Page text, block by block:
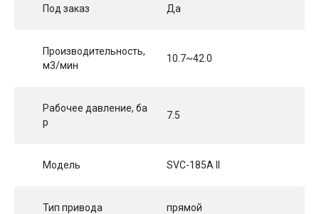
Под заказ Да
Производительность,
м3/мин
10.7~42.0
Рабочее давление, ба
р
7.5
Модель SVC-185A II
Тип привода прямой